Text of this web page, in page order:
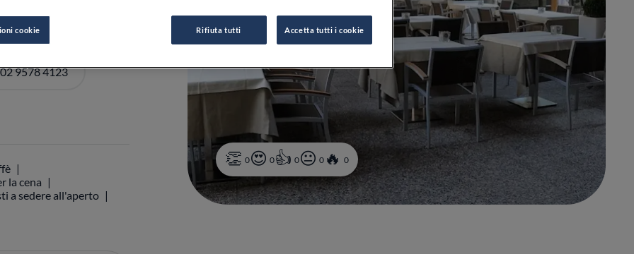
0 0 0 0 0
9578 4123
la cena
a sedere all'aperto
cookie Rifiuta tutti Accetta tutti i cookie